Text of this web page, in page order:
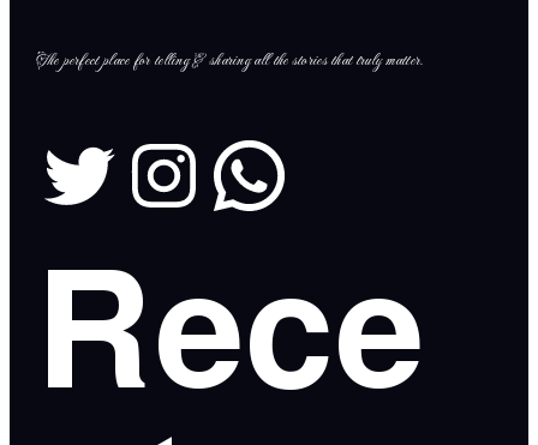
The perfect place for telling & sharing all the stories that truly matter.
Rece